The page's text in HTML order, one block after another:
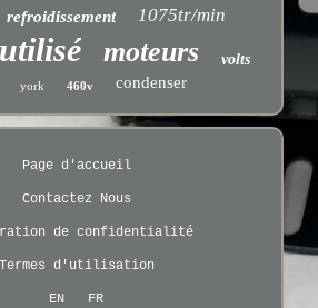
refroidissement 1075tr/min
utilisé moteurs
volts
york 460v condenser
Page d'accueil
Contactez Nous
de confidentialité
Termes d'utilisation
EN FR